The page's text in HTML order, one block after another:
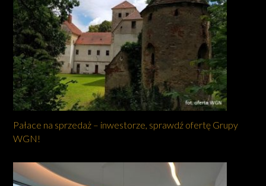
Pałace na sprzedaż – inwestorze, sprawdź ofertę Grupy
WGN!